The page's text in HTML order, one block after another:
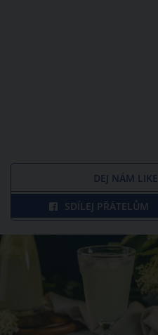
DEJ NÁM LIKE
SDÍLEJ PŘÁTELŮM